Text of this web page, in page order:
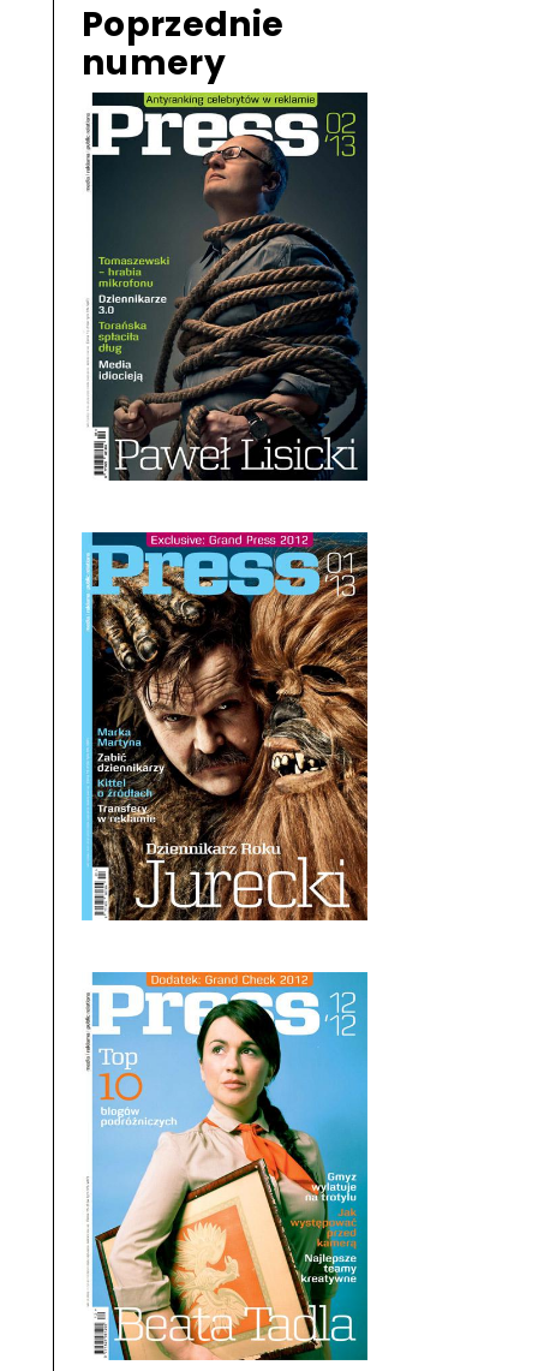
Poprzednie
numery